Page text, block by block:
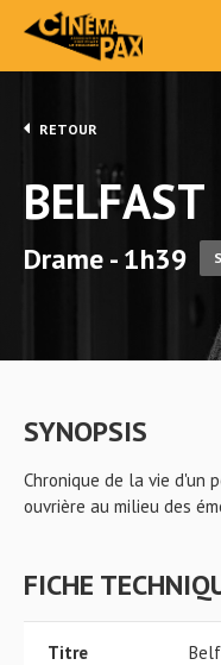
RETOUR
BELFAST
Drame - 1h39
SYNOPSIS
Chronique de la vie d'un
ouvrière au milieu des
FICHE
Titre